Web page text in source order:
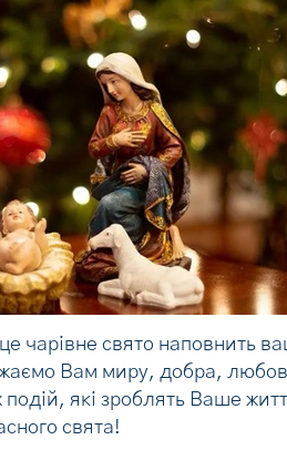
чарівне свято наповнить
Вам миру, добра,
подій, які зроблять Ваше
свята!